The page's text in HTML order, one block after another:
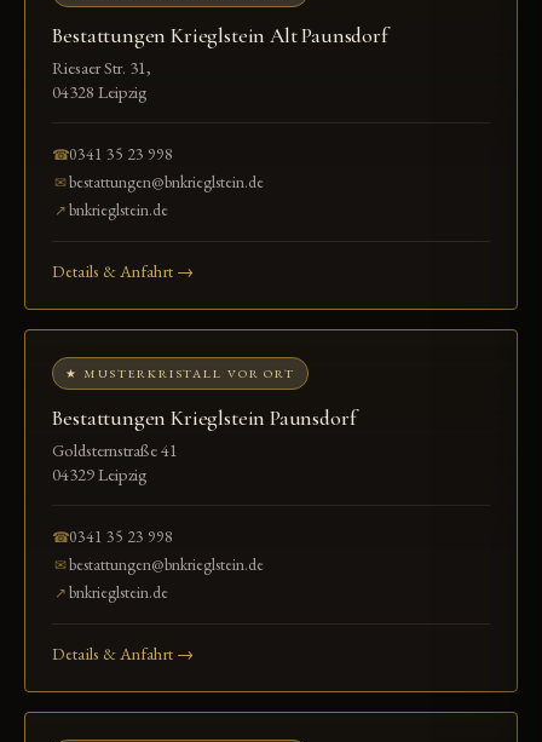
Bestattungen Krieglstein Alt Paunsdorf
Riesaer Str. 31,
04328 Leipzig
☎0341 35 23 998
✉bestattungen@bnkrieglstein.de
↗bnkrieglstein.de
Details & Anfahrt →
★ MUSTERKRISTALL VOR ORT
Bestattungen Krieglstein Paunsdorf
Goldsternstraße 41
04329 Leipzig
☎0341 35 23 998
✉bestattungen@bnkrieglstein.de
↗bnkrieglstein.de
Details & Anfahrt →